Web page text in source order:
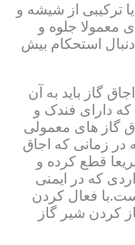
ترکیبی از شیشه و
معمولا جلوه و
استحکام بیش
گاز باید به آن
که دارای فندک و
گاز های معمولی
در زمانی که اجاق
قطع کرده و
که در ایمنی
فعال کردن
کردن شیر گاز